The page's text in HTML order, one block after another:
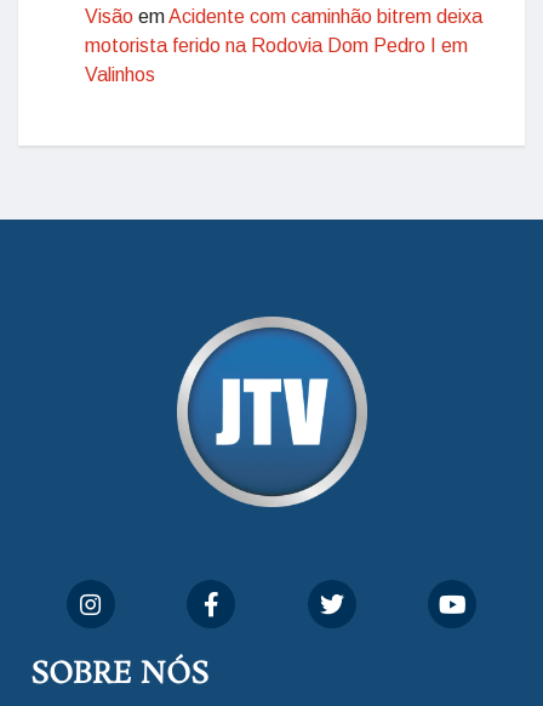
Visão emAcidente com caminhão bitrem deixa
motorista ferido na Rodovia Dom Pedro I em
Valinhos
SOBRE NÓS